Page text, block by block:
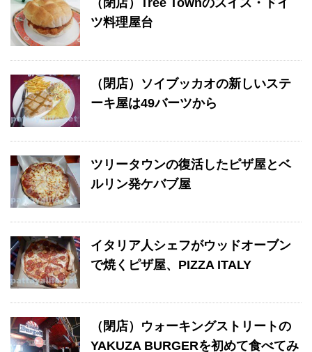
ツ料理屋台
（閉店）ソイブッカオの新しいステ
ーキ屋は49バーツから
ツリータウンの復活したピザ屋とベ
ルリン発ケバブ屋
イタリア人シェフがウッドオーブン
で焼くピザ屋、PIZZA ITALY
（閉店）ウォーキングストリートの
YAKUZA BURGERを初めて食べてみ